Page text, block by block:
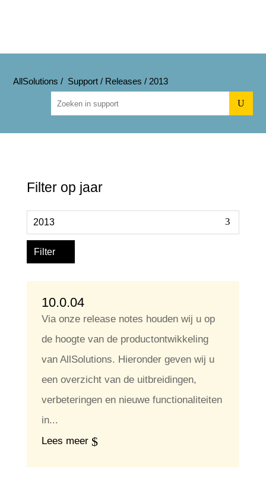
AllSolutions / Support/ Releases / 2013
U
Filter op jaar
Filter
10.0.04
Via onze release notes houden wij u op
de hoogte van de productontwikkeling
van AllSolutions. Hieronder geven wij u
een overzicht van de uitbreidingen,
verbeteringen en nieuwe functionaliteiten
in...
Lees meer